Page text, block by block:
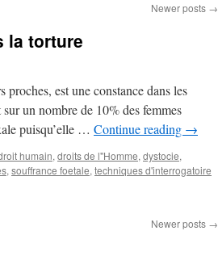
Newer posts →
la torture
est une constance dans les
un nombre de 10% des femmes
puisqu’elle … Continue reading →
humain, droits de l"Homme, dystocie,
, souffrance foetale, techniques d'interrogatoire
Newer posts →